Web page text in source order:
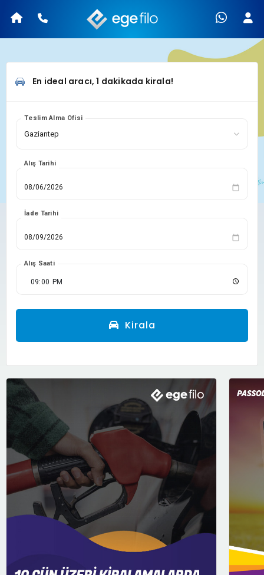
En ideal aracı, 1 dakikada kirala!
Teslim Alma Ofisi
Alış Tarihi
İade Tarihi
Alış Saati
Kirala